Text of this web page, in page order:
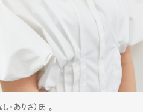
ありさ）氏 。